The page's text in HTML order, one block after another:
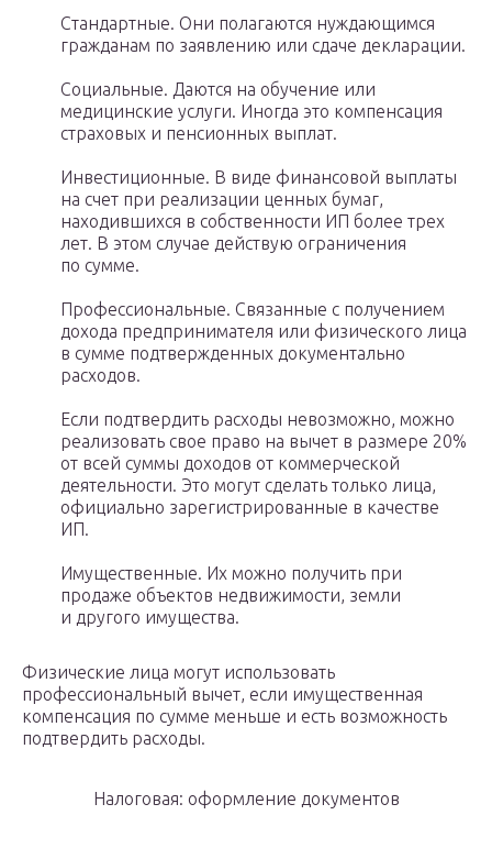
Стандартные. Они полагаются нуждающимся
гражданам по заявлению или сдаче декларации.
Социальные. Даются на обучение или
медицинские услуги. Иногда это компенсация
страховых и пенсионных выплат.
Инвестиционные. В виде финансовой выплаты
на счет при реализации ценных бумаг,
находившихся в собственности ИП более трех
лет. В этом случае действую ограничения
по сумме.
Профессиональные. Связанные с получением
дохода предпринимателя или физического лица
в сумме подтвержденных документально
расходов.
Если подтвердить расходы невозможно, можно
реализовать свое право на вычет в размере 20%
от всей суммы доходов от коммерческой
деятельности. Это могут сделать только лица,
официально зарегистрированные в качестве
ИП.
Имущественные. Их можно получить при
продаже объектов недвижимости, земли
и другого имущества.
Физические лица могут использовать
профессиональный вычет, если имущественная
компенсация по сумме меньше и есть возможность
подтвердить расходы.
Налоговая: оформление документов